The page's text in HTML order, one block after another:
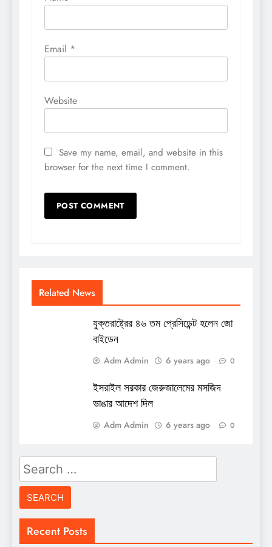
Email *
Website
Save my name, email, and website in this
browser for the next time I comment.
Related News
যুক্তরাষ্ট্রের ৪৬ তম প্রেসিডেন্ট হলেন জো
বাইডেন
Adm Admin 6 years ago 0
ইসরাইল সরকার জেরুজালেমের মসজিদ
ভাঙার আদেশ দিল
Adm Admin 6 years ago 0
Search
for:
Recent Posts